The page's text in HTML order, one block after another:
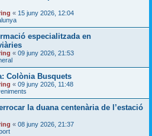
« 15 juny 2026, 12:04
especialitzada en
« 09 juny 2026, 21:53
Colònia Busquets
« 09 juny 2026, 11:48
la duana centenària de l’estació
« 08 juny 2026, 21:37